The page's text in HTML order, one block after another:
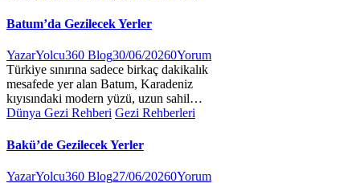
Batum’da Gezilecek Yerler
YazarYolcu360 Blog30/06/20260Yorum
Türkiye sınırına sadece birkaç dakikalık
mesafede yer alan Batum, Karadeniz
kıyısındaki modern yüzü, uzun sahil…
Dünya Gezi Rehberi Gezi Rehberleri
Bakü’de Gezilecek Yerler
YazarYolcu360 Blog27/06/20260Yorum